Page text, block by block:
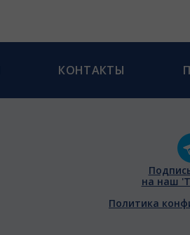
КОНТАКТЫ
на наш
Политика